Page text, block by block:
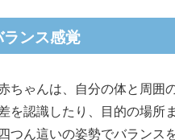
ンス感覚
ちゃんは、自分の体と周囲
を認識したり、目的の場所
つん這いの姿勢でバランス